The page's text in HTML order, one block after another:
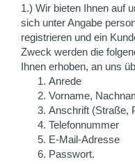
1.) Wir bieten Ihnen auf
sich unter Angabe
registrieren und ein
Zweck werden die
Ihnen erhoben, an uns
Anrede
Vorname,
Anschrift (Straße,
Telefonnummer
E-Mail-Adresse
Passwort.